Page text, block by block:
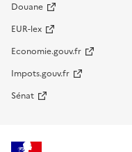
Douane
EUR-lex
Economie.gouv.fr
Impots.gouv.fr
Sénat